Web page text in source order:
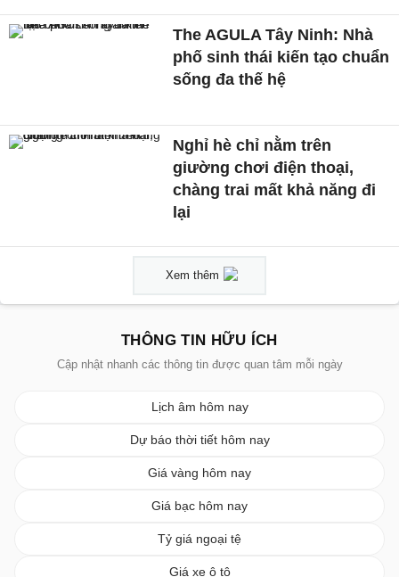
The AGULA Tây Ninh: Nhà
phố sinh thái kiến tạo chuẩn
sống đa thế hệ
Nghỉ hè chỉ nằm trên
giường chơi điện thoại,
chàng trai mất khả năng đi
lại
Xem thêm
THÔNG TIN HỮU ÍCH
Cập nhật nhanh các thông tin được quan tâm mỗi ngày
Lịch âm hôm nay
Dự báo thời tiết hôm nay
Giá vàng hôm nay
Giá bạc hôm nay
Tỷ giá ngoại tệ
Giá xe ô tô